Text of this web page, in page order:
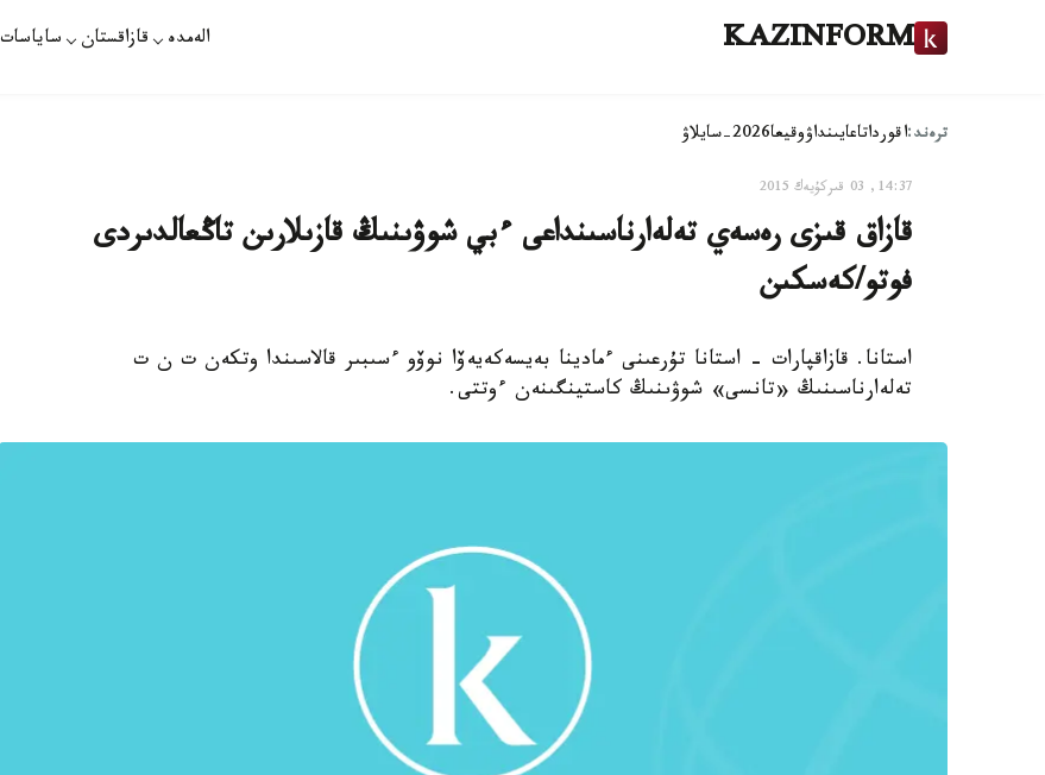
KAZINFORM الەمدە قازاقستان ساياسات
ترەند:اقورداتاعايىنداۋوقيعا2026-سايلاۋ
14:37, 03 قىركۇيەك 2015
قازاق قىزى رەسەي تەلەارناسىنداعى ءبي شوۋىنىڭ قازىلارىن تاڭعالدىردى
فوتو/كەسكىن
استانا. قازاقپارات - استانا تۇرعىنى ءمادينا بەيسەكەيەۆا نوۆو ءسىبىر قالاسىندا وتكەن ت ن ت
تەلەارناسىنىڭ «تانسى» شوۋىنىڭ كاستينگىنەن ءوتتى.